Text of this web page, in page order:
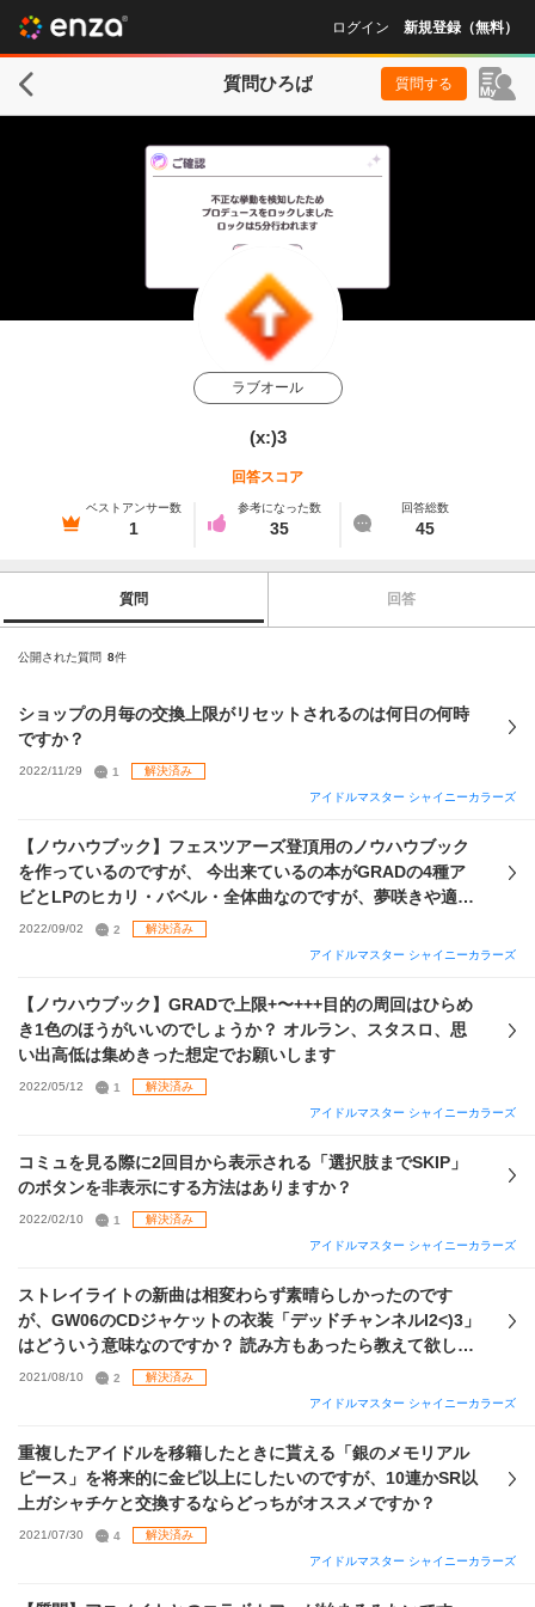
ログイン 新規登録（無料）
質問ひろば 質問する
ラブオール
(x:)3
回答スコア
ベストアンサー数
1
参考になった数
35
回答総数
45
質問 回答
公開された質問 8件
ショップの月毎の交換上限がリセットされるのは何日の何時
ですか？
2022/11/29 1
解決済み
アイドルマスター シャイニーカラーズ
【ノウハウブック】フェスツアーズ登頂用のノウハウブック
を作っているのですが、 今出来ているの本がGRADの4種ア
ビとLPのヒカリ・バベル・全体曲なのですが、夢咲きや適性
アビも入れた方がいいでしょうか？
2022/09/02 2
解決済み
アイドルマスター シャイニーカラーズ
【ノウハウブック】GRADで上限+〜+++目的の周回はひらめ
き1色のほうがいいのでしょうか？ オルラン、スタスロ、思
い出高低は集めきった想定でお願いします
2022/05/12 1
解決済み
アイドルマスター シャイニーカラーズ
コミュを見る際に2回目から表示される「選択肢までSKIP」
のボタンを非表示にする方法はありますか？
2022/02/10 1
解決済み
アイドルマスター シャイニーカラーズ
ストレイライトの新曲は相変わらず素晴らしかったのです
が、GW06のCDジャケットの衣装「デッドチャンネルl2<)3」
はどういう意味なのですか？ 読み方もあったら教えて欲しい
です！
2021/08/10 2
解決済み
アイドルマスター シャイニーカラーズ
重複したアイドルを移籍したときに貰える「銀のメモリアル
ピース」を将来的に金ピ以上にしたいのですが、10連かSR以
上ガシャチケと交換するならどっちがオススメですか？
2021/07/30 4
解決済み
アイドルマスター シャイニーカラーズ